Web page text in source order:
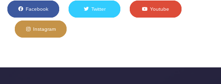
Facebook Twitter Youtube
Instagram